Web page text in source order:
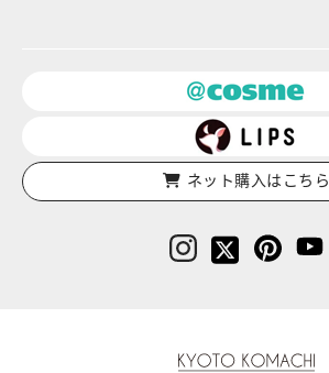
ネット購入はこちら